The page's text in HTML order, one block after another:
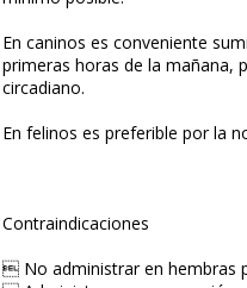
En caninos es conveniente
primeras horas de la mañana,
circadiano.
En felinos es preferible por la
Contraindicaciones
 No administrar en hembras